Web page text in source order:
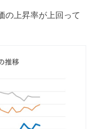
の上昇率が上回って